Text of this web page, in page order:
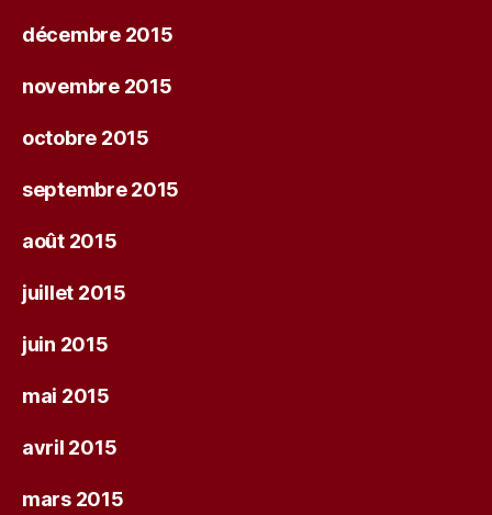
décembre 2015
novembre 2015
octobre 2015
septembre 2015
août 2015
juillet 2015
juin 2015
mai 2015
avril 2015
mars 2015